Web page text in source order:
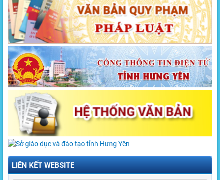
LIÊN KẾT WEBSITE